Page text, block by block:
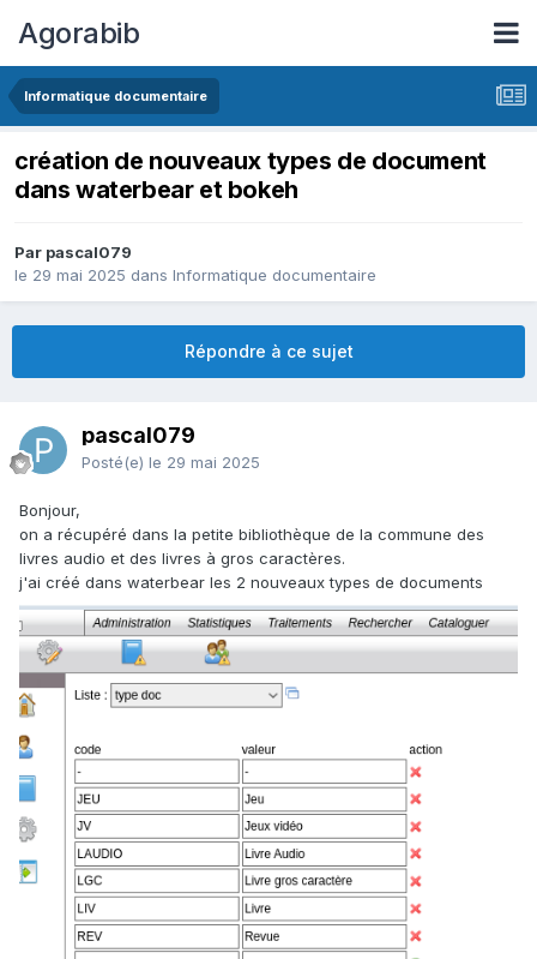
Agorabib
Informatique documentaire
création de nouveaux types de document
dans waterbear et bokeh
Par pascal079
le 29 mai 2025 dans Informatique documentaire
Répondre à ce sujet
pascal079
Posté(e) le 29 mai 2025
Bonjour,
on a récupéré dans la petite bibliothèque de la commune des
livres audio et des livres à gros caractères.
j'ai créé dans waterbear les 2 nouveaux types de documents